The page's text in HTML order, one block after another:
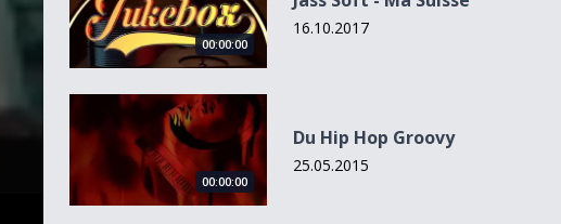
00:00:00
16.10.2017
Du Hip Hop Groovy
00:00:00
Du Hip Hop Groovy
25.05.2015